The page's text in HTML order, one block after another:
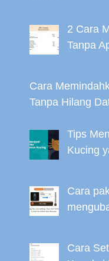
2 Cara
Tanpa
Cara
Tanpa Hilang
Tips
Kucing
Cara
Cara